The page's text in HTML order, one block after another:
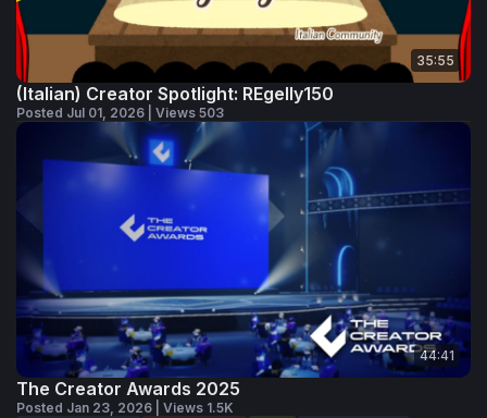
35:55
(Italian) Creator Spotlight: REgelly150
Posted Jul 01, 2026 | Views 503
44:41
The Creator Awards 2025
Posted Jan 23, 2026 | Views 1.5K